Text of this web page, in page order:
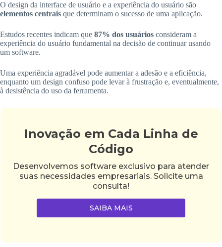
O design da interface de usuário e a experiência do usuário são
elementos centrais que determinam o sucesso de uma aplicação.
Estudos recentes indicam que 87% dos usuários consideram a
experiência do usuário fundamental na decisão de continuar usando
um software.
Uma experiência agradável pode aumentar a adesão e a eficiência,
enquanto um design confuso pode levar à frustração e, eventualmente,
à desistência do uso da ferramenta.
Inovação em Cada Linha de
Código
Desenvolvemos software exclusivo para atender
suas necessidades empresariais. Solicite uma
consulta!
SAIBA MAIS